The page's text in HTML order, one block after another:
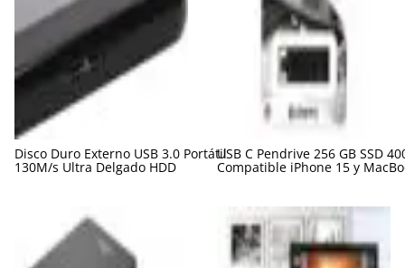
Disco Duro Externo USB 3.0 Portátil
130M/s Ultra Delgado HDD
USB C Pendrive 256 GB SSD
Compatible iPhone 15 y